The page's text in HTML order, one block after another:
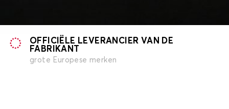
OFFICIËLE LEVERANCIER VAN DE
FABRIKANT
grote Europese merken